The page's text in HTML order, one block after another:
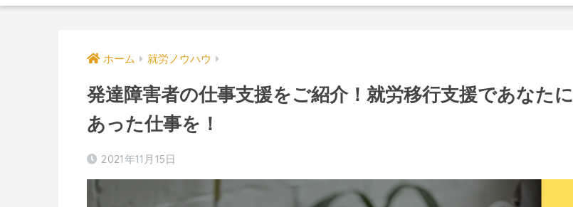
ホーム 就労ノウハウ
発達障害者の仕事支援をご紹介！就労移行支援であなたに
あった仕事を！
2021年11月15日